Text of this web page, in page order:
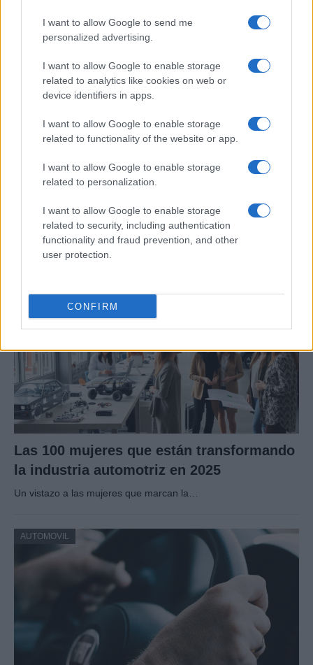
I want to allow Google to send me
personalized advertising.
I want to allow Google to enable storage
related to analytics like cookies on web or
device identifiers in apps.
I want to allow Google to enable storage
related to functionality of the website or app.
I want to allow Google to enable storage
related to personalization.
I want to allow Google to enable storage
related to security, including authentication
functionality and fraud prevention, and other
user protection.
CONFIRM
AUTOMOVIL
chinos en España con seguridad
Aprende a evaluar la calidad, seguridad y garantías…
Las 100 mujeres que están transformando
la industria automotriz en 2025
Un vistazo a las mujeres que marcan la…
AUTOMOVIL